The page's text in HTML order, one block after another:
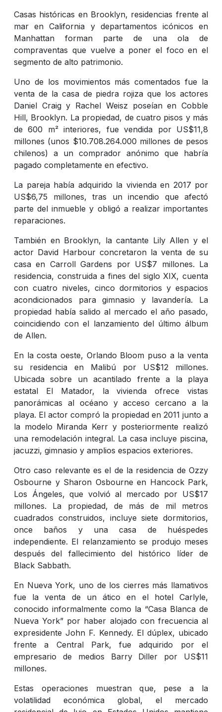
Casas históricas en Brooklyn, residencias frente al
mar en California y departamentos icónicos en
Manhattan forman parte de una ola de
compraventas que vuelve a poner el foco en el
segmento de alto patrimonio.
Uno de los movimientos más comentados fue la
venta de la casa de piedra rojiza que los actores
Daniel Craig y Rachel Weisz poseían en Cobble
Hill, Brooklyn. La propiedad, de cuatro pisos y más
de 600 m² interiores, fue vendida por US$11,8
millones (unos $10.708.264.000 millones de pesos
chilenos) a un comprador anónimo que habría
pagado completamente en efectivo.
La pareja había adquirido la vivienda en 2017 por
US$6,75 millones, tras un incendio que afectó
parte del inmueble y obligó a realizar importantes
reparaciones.
También en Brooklyn, la cantante Lily Allen y el
actor David Harbour concretaron la venta de su
casa en Carroll Gardens por US$7 millones. La
residencia, construida a fines del siglo XIX, cuenta
con cuatro niveles, cinco dormitorios y espacios
acondicionados para gimnasio y lavandería. La
propiedad había salido al mercado el año pasado,
coincidiendo con el lanzamiento del último álbum
de Allen.
En la costa oeste, Orlando Bloom puso a la venta
su residencia en Malibú por US$12 millones.
Ubicada sobre un acantilado frente a la playa
estatal El Matador, la vivienda ofrece vistas
panorámicas al océano y acceso cercano a la
playa. El actor compró la propiedad en 2011 junto a
la modelo Miranda Kerr y posteriormente realizó
una remodelación integral. La casa incluye piscina,
jacuzzi, gimnasio y amplios espacios exteriores.
Otro caso relevante es el de la residencia de Ozzy
Osbourne y Sharon Osbourne en Hancock Park,
Los Ángeles, que volvió al mercado por US$17
millones. La propiedad, de más de mil metros
cuadrados construidos, incluye siete dormitorios,
once baños y una casa de huéspedes
independiente. El relanzamiento se produjo meses
después del fallecimiento del histórico líder de
Black Sabbath.
En Nueva York, uno de los cierres más llamativos
fue la venta de un ático en el hotel Carlyle,
conocido informalmente como la “Casa Blanca de
Nueva York” por haber alojado con frecuencia al
expresidente John F. Kennedy. El dúplex, ubicado
frente a Central Park, fue adquirido por el
empresario de medios Barry Diller por US$11
millones.
Estas operaciones muestran que, pese a la
volatilidad económica global, el mercado